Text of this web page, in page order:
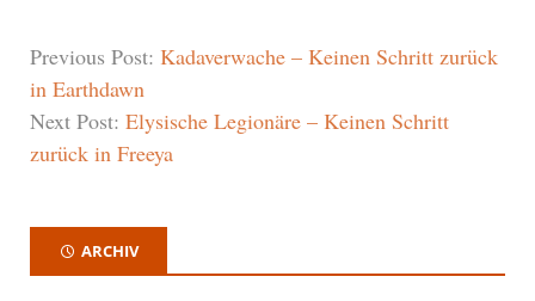
Previous Post: Kadaverwache – Keinen Schritt zurück
in Earthdawn
Next Post: Elysische Legionäre – Keinen Schritt
zurück in Freeya
ARCHIV